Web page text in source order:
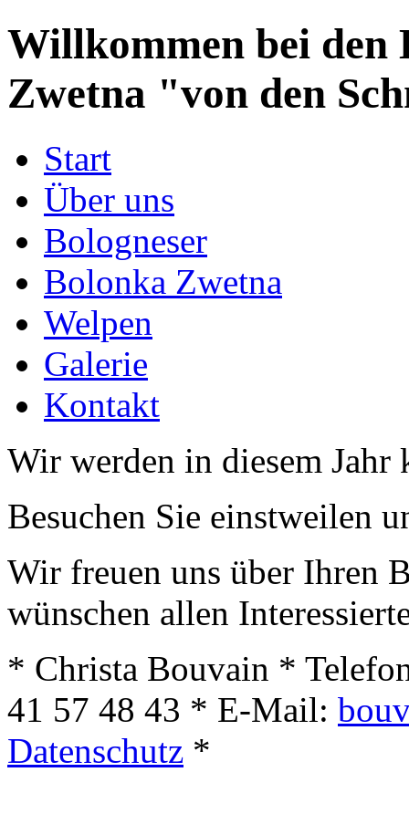
Willkommen bei den
Zwetna "von den
Start
Über uns
Bologneser
Bolonka Zwetna
Welpen
Galerie
Kontakt
Wir werden in diesem Jahr
Besuchen Sie einstweilen
Wir freuen uns über Ihren
wünschen allen
* Christa Bouvain *
41 57 48 43 * E-Mail:
Datenschutz *